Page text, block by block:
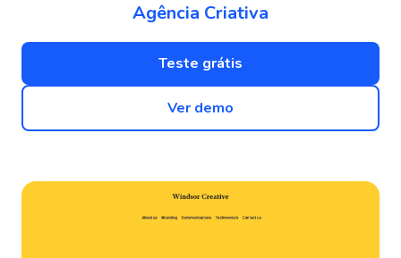
Agência Criativa
Teste grátis
Ver demo